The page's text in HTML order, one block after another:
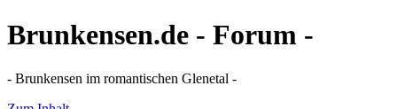
Brunkensen.de - Forum -
- Brunkensen im romantischen Glenetal -